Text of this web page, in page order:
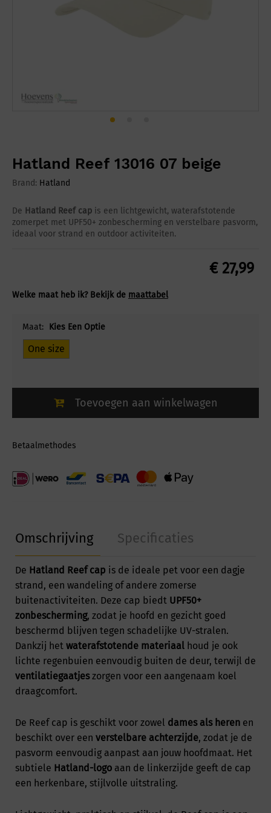
Hatland Reef 13016 07 beige
Brand: Hatland
De Hatland Reef cap is een lichtgewicht, waterafstotende
zomerpet met UPF50+ zonbescherming en verstelbare pasvorm,
ideaal voor strand en outdoor activiteiten.
€27,99
Welke maat heb ik? Bekijk de maattabel
Maat: Kies Een Optie
One size
Toevoegen aan winkelwagen
Betaalmethodes
Omschrijving Specificaties
De Hatland Reef cap is de ideale pet voor een dagje
strand, een wandeling of andere zomerse
buitenactiviteiten. Deze cap biedt UPF50+
zonbescherming, zodat je hoofd en gezicht goed
beschermd blijven tegen schadelijke UV-stralen.
Dankzij het waterafstotende materiaal houd je ook
lichte regenbuien eenvoudig buiten de deur, terwijl de
ventilatiegaatjeszorgen voor een aangenaam koel
draagcomfort.
De Reef cap is geschikt voor zowel dames als heren en
beschikt over een verstelbare achterzijde, zodat je de
pasvorm eenvoudig aanpast aan jouw hoofdmaat. Het
subtiele Hatland-logo aan de linkerzijde geeft de cap
een herkenbare, stijlvolle uitstraling.